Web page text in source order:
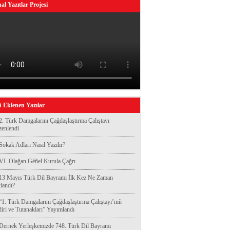
Yazıtlar Projesi
Eklenen Yazılar
Türk Damgalarını Çağdaşlaştırma Çalıştayı
Adları Nasıl Yazılır?
Olağan Géñel Kurula Çağrı
13 Mayıs Türk Dil Bayramı İlk Kez Ne Zaman
Türk Damgalarını Çağdaşlaştırma Çalıştayı’nıñ
ve Tutanakları” Yayımlandı
Yerleşkemizde 748. Türk Dil Bayramı